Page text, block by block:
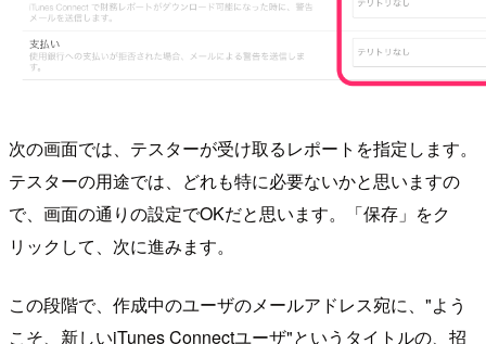
次の画面では、テスターが受け取るレポートを指定します。
テスターの用途では、どれも特に必要ないかと思いますの
で、画面の通りの設定でOKだと思います。「保存」をク
リックして、次に進みます。
この段階で、作成中のユーザのメールアドレス宛に、"よう
こそ、新しいiTunes Connectユーザ"というタイトルの、招